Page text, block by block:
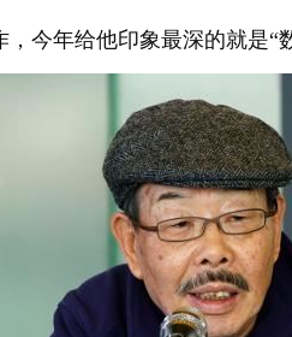
年给他印象最深的就是“